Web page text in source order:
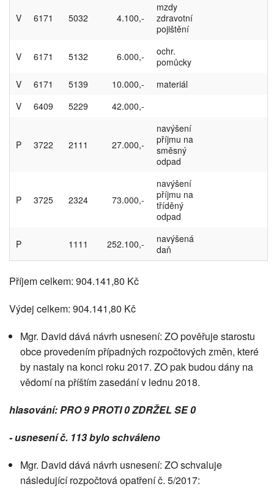
V 6171 5032 4.100,-
mzdy
zdravotní
pojištění
V 6171 5132 6.000,-
ochr.
pomůcky
V
6171 5139 10.000,-
materiál
V
6409 5229 42.000,-
P 3722 2111 27.000,-
navýšení
příjmu na
směsný
odpad
P 3725 2324 73.000,-
navýšení
příjmu na
tříděný
odpad
P 1111 252.100,-
navýšená
daň
Příjem celkem: 904.141,80 Kč
Výdej celkem: 904.141,80 Kč
Mgr. David dává návrh usnesení: ZO pověřuje starostu
obce provedením případných rozpočtových změn, které
by nastaly na konci roku 2017. ZO pak budou dány na
vědomí na příštím zasedání v lednu 2018.
hlasování: PRO 9 PROTI 0 ZDRŽEL SE 0
- usnesení č. 113 bylo schváleno
Mgr. David dává návrh usnesení: ZO schvaluje
následující rozpočtová opatření č. 5/2017: